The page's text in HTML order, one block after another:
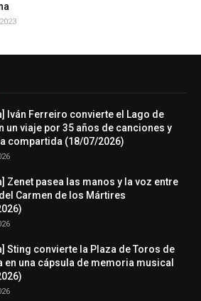
Iván Ferreiro convierte el Lago de
un viaje por 35 años de canciones y
compartida (18/07/2026)
Zenet pasea las manos y la voz entre
Carmen de los Mártires
Sting convierte la Plaza de Toros de
en una cápsula de memoria musical